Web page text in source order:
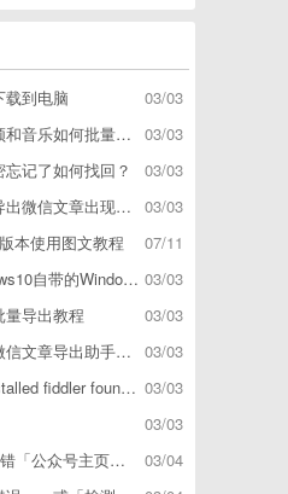
03/03
载到电脑
03/03
何批量下载到电脑上
03/03
记了如何找回？
03/03
导出失败*篇」如何解决
07/11
本使用图文教程
03/03
腾讯管家等杀毒软件误删了怎么解决
03/03
导出教程
03/03
批量下载，附上3种方式
03/03
或开启代理ip失败
03/03
03/04
载cookie参数不能为空」